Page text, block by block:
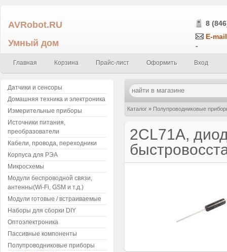
AVRobot.RU
Умный дом
8
E-
-
Главная Корзина Прайс-лист Оформить Вход
Каталог » Полупроводниковые
2CL71A,
Датчики и сенсоры
Домашняя техника и электроника
Измерительные приборы
Источники питания,
преобразователи
Кабели, провода, переходники
Корпуса для РЭА
Микросхемы
Модули беспроводной связи,
антенны(Wi-Fi, GSM и т.д.)
Модули готовые / встраиваемые
Наборы для сборки DIY
Оптоэлектроника
Пассивные компоненты
Полупроводниковые приборы